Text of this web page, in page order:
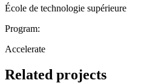
École de technologie supérieure
Program:
Accelerate
Related projects